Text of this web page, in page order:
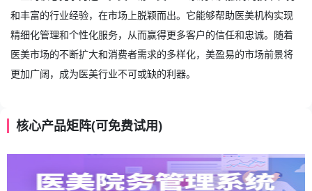
和丰富的行业经验，在市场上脱颖而出。它能够帮助医美机构实现
精细化管理和个性化服务，从而赢得更多客户的信任和忠诚。随着
医美市场的不断扩大和消费者需求的多样化，美盈易的市场前景将
更加广阔，成为医美行业不可或缺的利器。
核心产品矩阵(可免费试用)